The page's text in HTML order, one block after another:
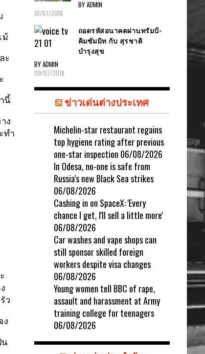
ม้
ะ
นี้
ง
ทำ
ว
ง
น
BY ADMIN
10/07/2018
ถอดรหัสอนาคตผ่านทรัมป์-
คิมซัมมิท กับ สุรชาติ
บำรุงสุข
BY ADMIN
09/07/2018
ข่าวเด่นต่างประเทศ
Michelin-star restaurant regains
top hygiene rating after previous
one-star inspection 06/08/2026
In Odesa, no-one is safe from
Russia's new Black Sea strikes
06/08/2026
Cashing in on SpaceX: 'Every
chance I get, I'll sell a little more'
06/08/2026
Car washes and vape shops can
still sponsor skilled foreign
workers despite visa changes
06/08/2026
Young women tell BBC of rape,
assault and harassment at Army
training college for teenagers
06/08/2026